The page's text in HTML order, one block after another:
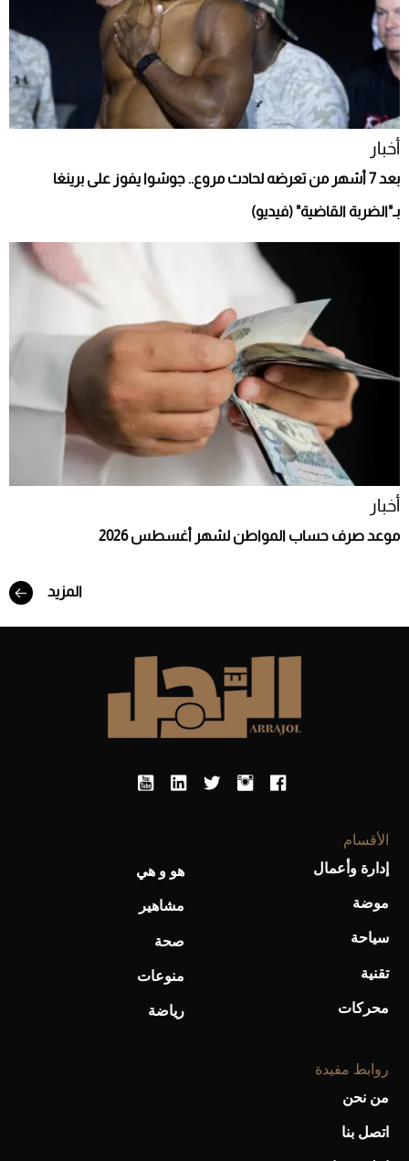
أخبار
بعد 7 أشهر من تعرضه لحادث مروع.. جوشوا يفوز على برينغا
بـ"الضربة القاضية" (فيديو)
أخبار
موعد صرف حساب المواطن لشهر أغسطس 2026
المزيد
الأقسام
إدارة وأعمال
موضة
سياحة
تقنية
محركات
هو و هي
مشاهير
صحة
منوعات
رياضة
روابط مفيدة
من نحن
اتصل بنا